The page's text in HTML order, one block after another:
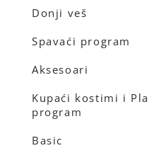
Donji veš
Spavaći program
Aksesoari
Kupaći kostimi i
program
Basic